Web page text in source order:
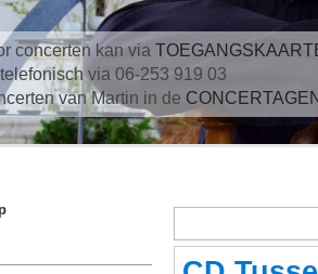
concerten kan via
via 06-253 919 03
van Martin in de